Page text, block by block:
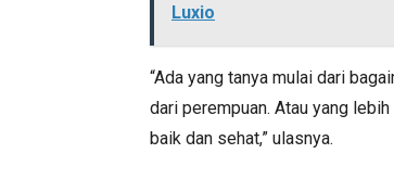
Luxio
“Ada yang tanya mulai dari
dari perempuan. Atau yang
baik dan sehat,” ulasnya.